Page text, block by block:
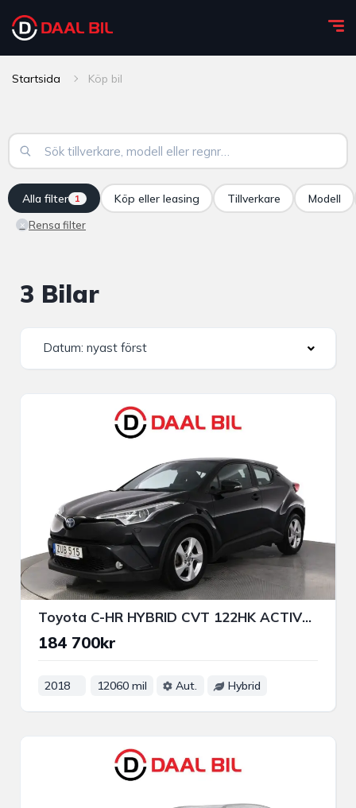
Startsida Köp bil
Alla filter 1
× Rensa filter
Köp eller leasing Tillverkare Modell
3 Bilar
Datum: nyast först
Toyota C-HR HYBRID CVT 122HK ACTIVE B-KAMERA ACC BLUETOOTH
184 700kr
2018 12060 mil Aut. Hybrid